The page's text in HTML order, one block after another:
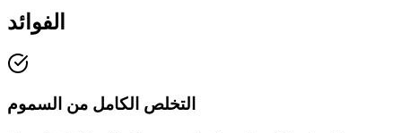
الفوائد
التخلص الكامل من السموم